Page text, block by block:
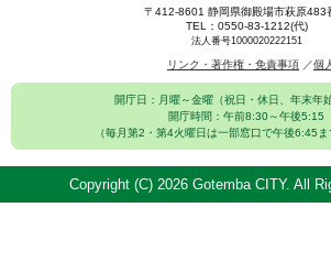
〒412-8601 静岡県御殿場市萩原483
TEL：0550-83-1212(代)
法人番号1000020222151
リンク・著作権・免責事項 個
開庁日：月曜～金曜（祝日・休日、年末年
開庁時間：午前8:30～午後5:15
（毎月第2・第4火曜日は一部窓口で午後6:45
Copyright (C) 2026 Gotemba CITY. All